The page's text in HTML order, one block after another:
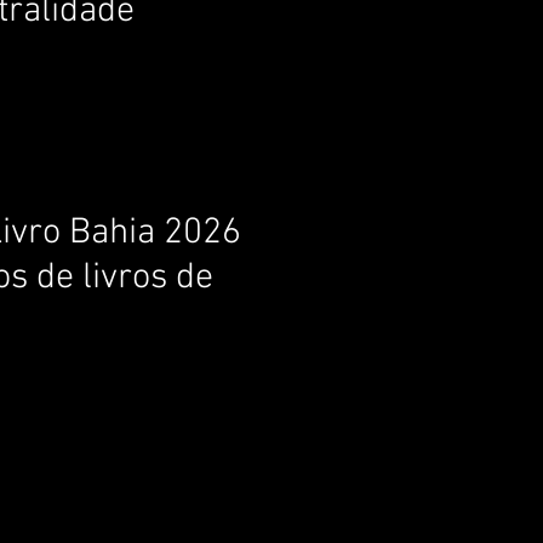
Bahia 2026
de livros de